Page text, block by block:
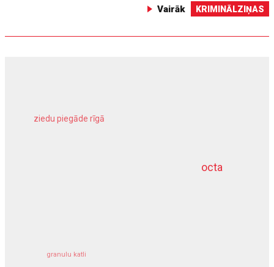
Vairāk KRIMINĀLZIŅAS
octa
ziedu piegāde rīgā
granulu katli
dziļurbums